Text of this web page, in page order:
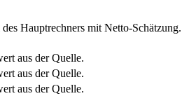
Hauptrechners mit Netto-Schätzung.
aus der Quelle.
aus der Quelle.
aus der Quelle.